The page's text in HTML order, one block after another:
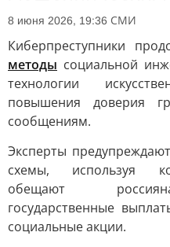
8 июня 2026, 19:36 СМИ
Киберпреступники
методы социальной
технологии
повышения доверия
сообщениям.
Эксперты
схемы, используя
обещают
государственные
социальные акции.